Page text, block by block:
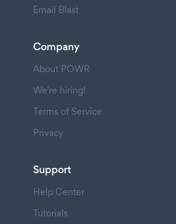
Email Blast
Company
About POWR
We're hiring!
Terms of Service
Privacy
Support
Help Center
Tutorials